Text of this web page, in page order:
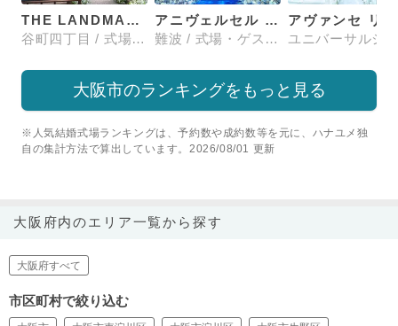
THE LANDMARK SQUARE OSAKA （ザ ランドマークスクエア オオサカ）
谷町四丁目 / 式場・ゲストハウス
アニヴェルセル 大阪
難波 / 式場・ゲストハウス
大阪市のランキングをもっと見る
※人気結婚式場ランキングは、予約数や成約数等を元に、ハナユメ独
自の集計方法で算出しています。2026/08/01 更新
大阪府内のエリア一覧から探す
大阪府すべて
市区町村で絞り込む